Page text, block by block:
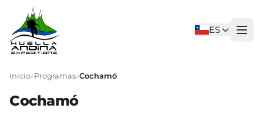
ES
Inicio»Programas»Cochamó
Cochamó